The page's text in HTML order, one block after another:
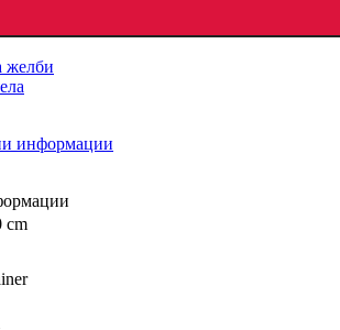
желби
информации
cm